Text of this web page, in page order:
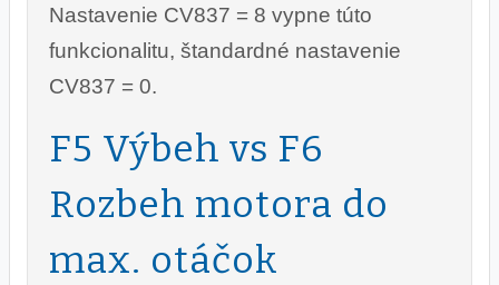
Nastavenie CV837 = 8 vypne túto
funkcionalitu, štandardné nastavenie
CV837 = 0.
F5 Výbeh vs F6
Rozbeh motora do
max. otáčok